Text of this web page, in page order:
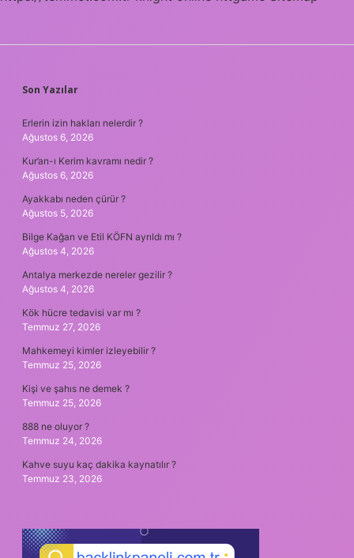
SIDEBAR
Son Yazılar
Erlerin izin hakları nelerdir ?
Ağustos 6, 2026
Kur’an-ı Kerim kavramı nedir ?
Ağustos 6, 2026
Ayakkabı neden çürür ?
Ağustos 5, 2026
Bilge Kağan ve Etil KÖFN ayrıldı mı ?
Ağustos 4, 2026
Antalya merkezde nereler gezilir ?
Ağustos 4, 2026
Kök hücre tedavisi var mı ?
Temmuz 27, 2026
Mahkemeyi kimler izleyebilir ?
Temmuz 25, 2026
Kişi ve şahıs ne demek ?
Temmuz 25, 2026
888 ne oluyor ?
Temmuz 24, 2026
Kahve suyu kaç dakika kaynatılır ?
Temmuz 23, 2026